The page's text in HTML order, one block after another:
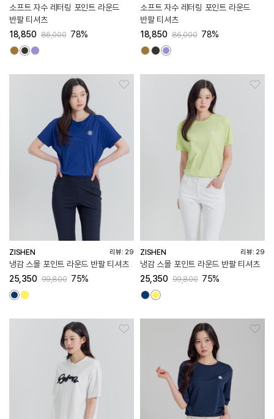
소프트 자수 레터링 포인트 라운드
반팔 티셔츠
86,000
18,850 78%
소프트 자수 레터링 포인트 라운드
반팔 티셔츠
86,000
18,850 78%
ZISHEN 리뷰: 29
냉감 스몰 포인트 라운드 반팔 티셔츠
99,800
25,350 75%
ZISHEN 리뷰: 29
냉감 스몰 포인트 라운드 반팔 티셔츠
99,800
25,350 75%